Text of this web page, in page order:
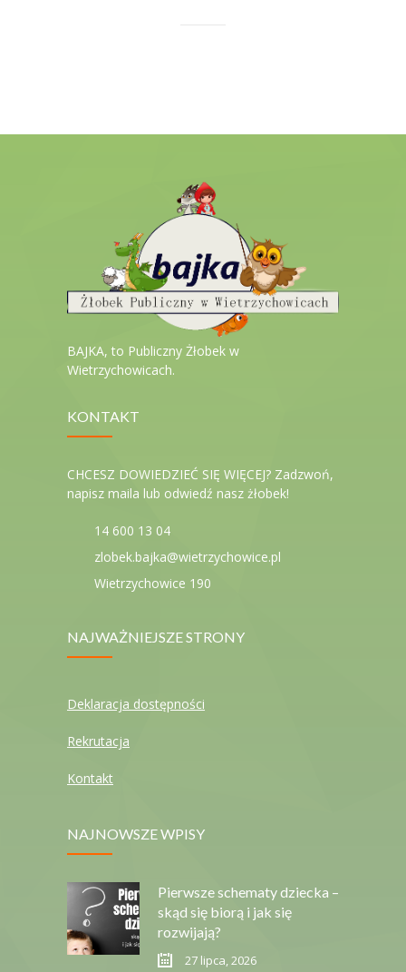
BAJKA, to Publiczny Żłobek w
Wietrzychowicach.
KONTAKT
CHCESZ DOWIEDZIEĆ SIĘ WIĘCEJ? Zadzwoń,
napisz maila lub odwiedź nasz żłobek!
14 600 13 04
zlobek.bajka@wietrzychowice.pl
Wietrzychowice 190
NAJWAŻNIEJSZE STRONY
Deklaracja dostępności
Rekrutacja
Kontakt
NAJNOWSZE WPISY
Pierwsze schematy dziecka –
skąd się biorą i jak się
rozwijają?
27 lipca, 2026